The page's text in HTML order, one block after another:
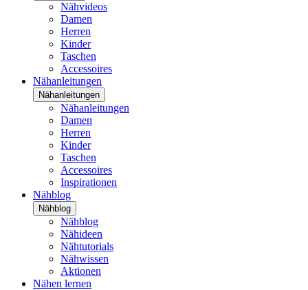
Nähvideos
Damen
Herren
Kinder
Taschen
Accessoires
Nähanleitungen
Nähanleitungen
Nähanleitungen
Damen
Herren
Kinder
Taschen
Accessoires
Inspirationen
Nähblog
Nähblog
Nähblog
Nähideen
Nähtutorials
Nähwissen
Aktionen
Nähen lernen